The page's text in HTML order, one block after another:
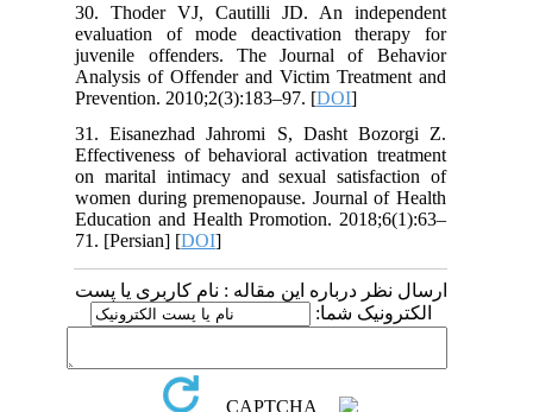
30. Thoder VJ, Cautilli JD. An independent
evaluation of mode deactivation therapy for
juvenile offenders. The Journal of Behavior
Analysis of Offender and Victim Treatment and
Prevention. 2010;2(3):183–97. [DOI
31. Eisanezhad Jahromi S, Dasht Bozorgi Z.
Effectiveness of behavioral activation treatment
on marital intimacy and sexual satisfaction of
women during premenopause. Journal of Health
Education and Health Promotion. 2018;6(1):63–
71. [Persian] [DOI
ارسال نظر درباره این مقاله : نام کاربری یا پست
الکترونیک شما: